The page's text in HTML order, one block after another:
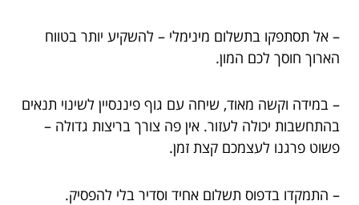
– אל תסתפקו בתשלום מינימלי – להשקיע יותר בטווח
הארוך חוסך לכם המון.
– במידה וקשה מאוד, שיחה עם גוף פיננסיין לשינוי תנאים
בהתחשבות יכולה לעזור. אין פה צורך בריצות גדולה –
פשוט פרגנו לעצמכם קצת זמן.
– התמקדו בדפוס תשלום אחיד וסדיר בלי להפסיק.